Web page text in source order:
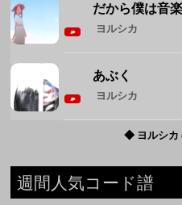
だから僕は音
ヨルシカ
あぶく
ヨルシカ
◆ ヨルシカ
週間人気コード譜